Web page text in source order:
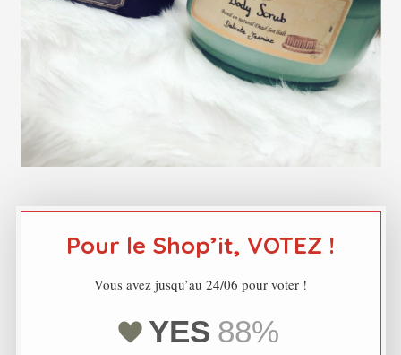
Pour le Shop’it, VOTEZ !
Vous avez jusqu’au 24/06 pour voter !
YES 88%